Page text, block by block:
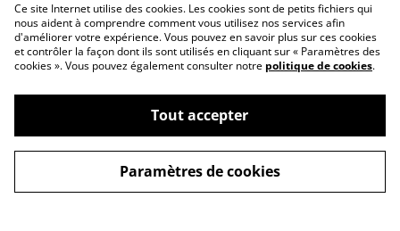
Contact Us
Legal Terms
Privacy Policy
Cookie Policy
Arno_3d_print
Ce site Internet utilise des cookies. Les cookies sont de petits fichiers qui
nous aident à comprendre comment vous utilisez nos services afin
d'améliorer votre expérience. Vous pouvez en savoir plus sur ces cookies
et contrôler la façon dont ils sont utilisés en cliquant sur « Paramètres des
cookies ». Vous pouvez également consulter notre politique de cookies.
Tout accepter
Paramètres de cookies